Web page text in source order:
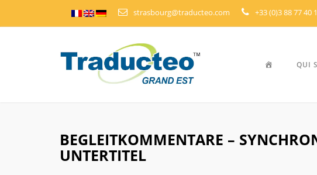
strasbourg@traducteo.com +33 (0)3 88 77 40
ACCUEIL
QUI
BEGLEITKOMMENTARE –
UNTERTITEL